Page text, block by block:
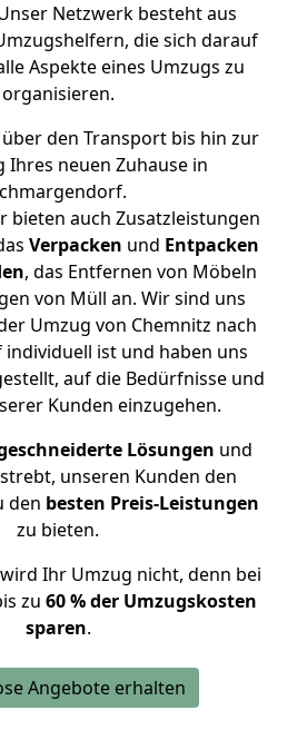
Netzwerk besteht aus
die sich darauf
Aspekte eines Umzugs zu
organisieren.
den Transport bis hin zur
Ihres neuen Zuhause in
bieten auch Zusatzleistungen
Verpacken und Entpacken
, das Entfernen von Möbeln
von Müll an. Wir sind uns
Umzug von Chemnitz nach
ist und haben uns
auf die Bedürfnisse und
Kunden einzugehen.
Lösungen und
unseren Kunden den
den besten Preis-Leistungen
zu bieten.
Ihr Umzug nicht, denn bei
zu 60 % der Umzugskosten
sparen.
Angebote erhalten